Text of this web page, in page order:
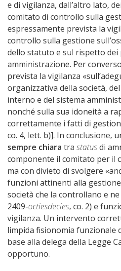
e di vigilanza, dall’altro lato,
comitato di controllo sulla
espressamente prevista la
controllo sulla gestione
dello statuto e sul rispetto
amministrazione. Per
prevista la vigilanza
organizzativa della società,
interno e del sistema
nonché sulla sua idoneità a
correttamente i fatti di
co. 4, lett. b)]. In conclusione,
sempre chiara tra statusdi
componente il comitato per il
ma con divieto di svolgere
funzioni attinenti alla gestione
società che la controllano e
2409-octiesdecies, co. 2) e
vigilanza. Un intervento
limpida fisionomia funzionale
base alla delega della Legge
opportuno.